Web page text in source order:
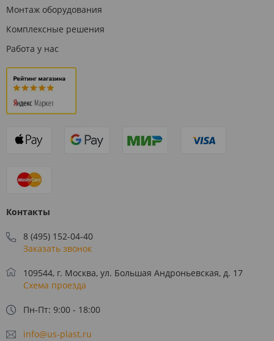
Монтаж оборудования
Комплексные решения
Работа у нас
Контакты
8 (495) 152-04-40
Заказать звонок
109544, г. Москва, ул. Большая Андроньевская, д. 17
Схема проезда
Пн-Пт: 9:00 - 18:00
info@us-plast.ru